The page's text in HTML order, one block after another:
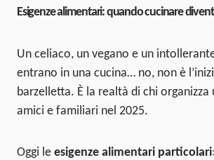
Esigenze alimentari: quando cucinare
Un celiaco, un vegano e un
entrano in una cucina… no, non è
barzelletta. È la realtà di chi organizza
amici e familiari nel 2025.
Oggi le esigenze alimentari particolari